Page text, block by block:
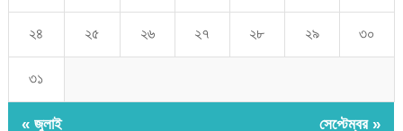
২৪ ২৫ ২৬ ২৭ ২৮ ২৯ ৩০
৩১
« জুলাই সেপ্টেম্বর »